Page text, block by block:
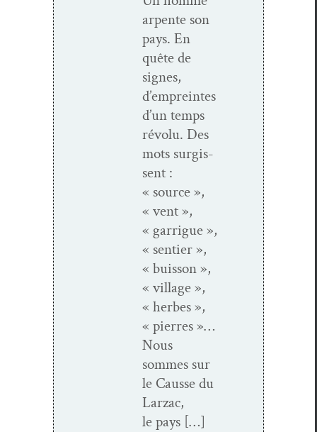
arpente son
pays. En
quête de
signes,
d’empreintes
d’un temps
révolu. Des
mots sur­gis­
sent :
« source »,
« vent »,
« gar­rigue »,
« sen­tier »,
« buis­son »,
« vil­lage »,
« herbes »,
« pier­res »…
Nous
sommes sur
le Causse du
Larzac,
le pays […]